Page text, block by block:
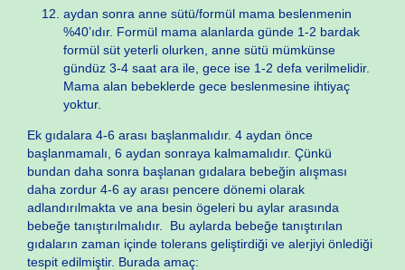
aydan sonra anne sütü/formül mama beslenmenin
%40’ıdır. Formül mama alanlarda günde 1-2 bardak
formül süt yeterli olurken, anne sütü mümkünse
gündüz 3-4 saat ara ile, gece ise 1-2 defa verilmelidir.
Mama alan bebeklerde gece beslenmesine ihtiyaç
yoktur.
Ek gıdalara 4-6 arası başlanmalıdır. 4 aydan önce
başlanmamalı, 6 aydan sonraya kalmamalıdır. Çünkü
bundan daha sonra başlanan gıdalara bebeğin alışması
daha zordur 4-6 ay arası pencere dönemi olarak
adlandırılmakta ve ana besin ögeleri bu aylar arasında
bebeğe tanıştırılmalıdır. Bu aylarda bebeğe tanıştırılan
gıdaların zaman içinde tolerans geliştirdiği ve alerjiyi önlediği
tespit edilmiştir. Burada amaç: